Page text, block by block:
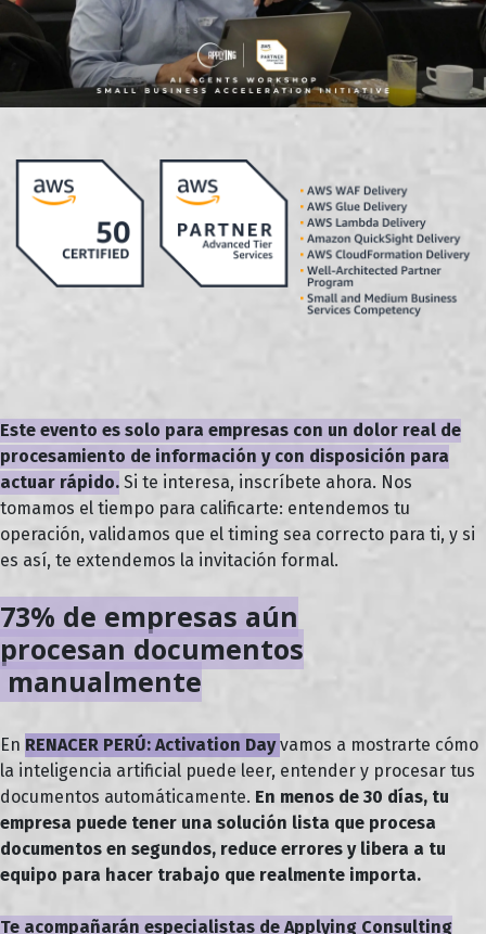
Este evento es solo para empresas con un dolor real de
procesamiento de información y con disposición para
actuar rápido. Si te interesa, inscríbete ahora. Nos
tomamos el tiempo para calificarte: entendemos tu
operación, validamos que el timing sea correcto para ti, y si
es así, te extendemos la invitación formal.
73% de empresas aún
procesan documentos
manualmente
En RENACER PERÚ: Activation Dayvamos a mostrarte cómo
la inteligencia artificial puede leer, entender y procesar tus
documentos automáticamente. En menos de 30 días, tu
empresa puede tener una solución lista que procesa
documentos en segundos, reduce errores y libera a tu
equipo para hacer trabajo que realmente importa.
Te acompañarán especialistas de Applying Consulting